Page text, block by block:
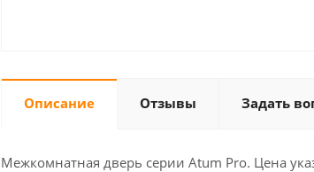
Описание Отзывы Задать
Межкомнатная дверь серии Atum Pro. Цена